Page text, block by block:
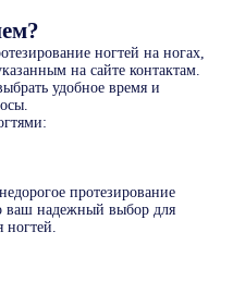
ногтей на ногах,
на сайте контактам.
удобное время и
протезирование
надежный выбор для
ногтей.